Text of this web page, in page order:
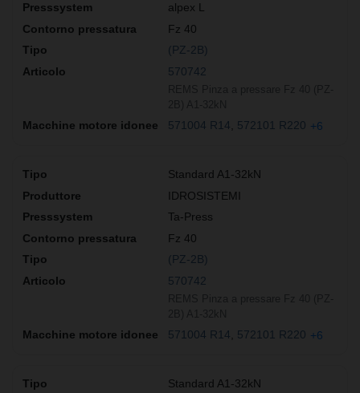
alpex L
Fz 40
(PZ-2B)
570742
571004 R14 572101 R220 +6
Standard A1-32kN
IDROSISTEMI
Ta-Press
Fz 40
(PZ-2B)
570742
571004 R14 572101 R220 +6
Standard A1-32kN